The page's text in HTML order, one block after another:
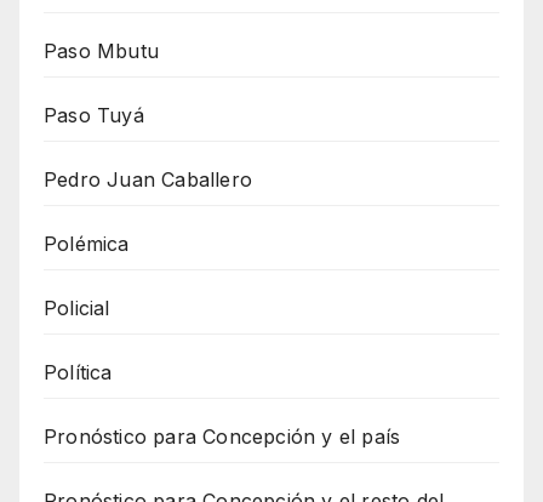
Paso Mbutu
Paso Tuyá
Pedro Juan Caballero
Polémica
Policial
Política
Pronóstico para Concepción y el país